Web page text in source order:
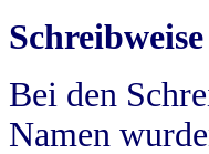
Bei den
Namen